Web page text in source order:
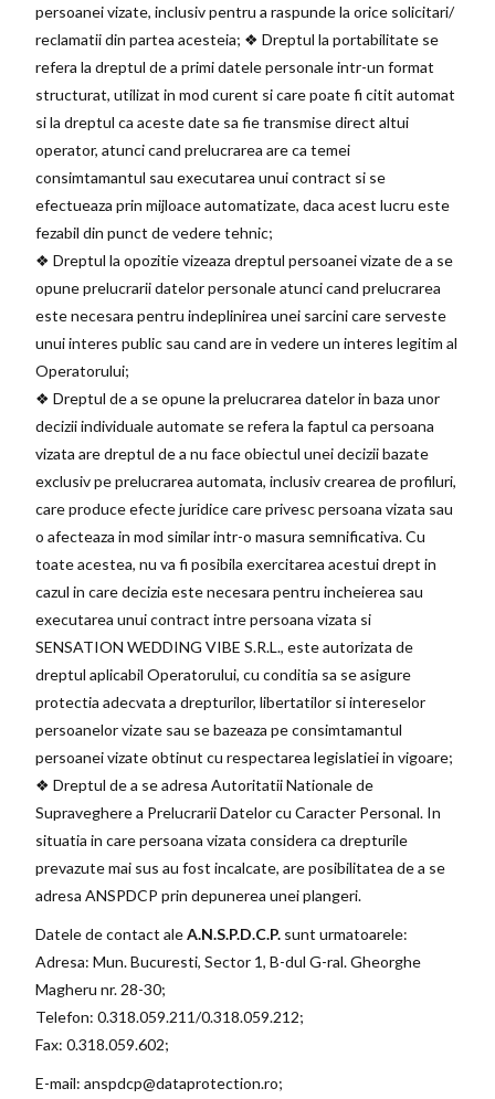
persoanei vizate, inclusiv pentru a raspunde la orice solicitari/
reclamatii din partea acesteia; ❖ Dreptul la portabilitate se
refera la dreptul de a primi datele personale intr-un format
structurat, utilizat in mod curent si care poate fi citit automat
si la dreptul ca aceste date sa fie transmise direct altui
operator, atunci cand prelucrarea are ca temei
consimtamantul sau executarea unui contract si se
efectueaza prin mijloace automatizate, daca acest lucru este
fezabil din punct de vedere tehnic;
❖ Dreptul la opozitie vizeaza dreptul persoanei vizate de a se
opune prelucrarii datelor personale atunci cand prelucrarea
este necesara pentru indeplinirea unei sarcini care serveste
unui interes public sau cand are in vedere un interes legitim al
Operatorului;
❖ Dreptul de a se opune la prelucrarea datelor in baza unor
decizii individuale automate se refera la faptul ca persoana
vizata are dreptul de a nu face obiectul unei decizii bazate
exclusiv pe prelucrarea automata, inclusiv crearea de profiluri,
care produce efecte juridice care privesc persoana vizata sau
o afecteaza in mod similar intr-o masura semnificativa. Cu
toate acestea, nu va fi posibila exercitarea acestui drept in
cazul in care decizia este necesara pentru incheierea sau
executarea unui contract intre persoana vizata si
SENSATION WEDDING VIBE S.R.L., este autorizata de
dreptul aplicabil Operatorului, cu conditia sa se asigure
protectia adecvata a drepturilor, libertatilor si intereselor
persoanelor vizate sau se bazeaza pe consimtamantul
persoanei vizate obtinut cu respectarea legislatiei in vigoare;
❖ Dreptul de a se adresa Autoritatii Nationale de
Supraveghere a Prelucrarii Datelor cu Caracter Personal. In
situatia in care persoana vizata considera ca drepturile
prevazute mai sus au fost incalcate, are posibilitatea de a se
adresa ANSPDCP prin depunerea unei plangeri.
Datele de contact aleA.N.S.P.D.C.P. sunt urmatoarele:
Adresa: Mun. Bucuresti, Sector 1, B-dul G-ral. Gheorghe
Magheru nr. 28-30;
Telefon: 0.318.059.211/0.318.059.212;
Fax: 0.318.059.602;
E-mail: anspdcp@dataprotection.ro;